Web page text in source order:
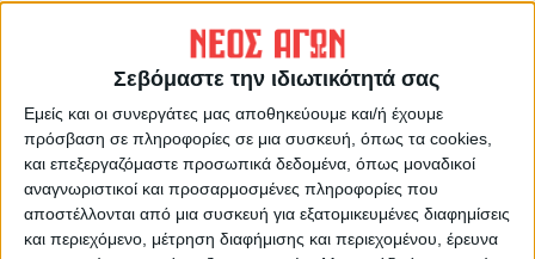
Σεβόμαστε την ιδιωτικότητά σας
Εμείς και οι συνεργάτες μας αποθηκεύουμε και/ή έχουμε
πρόσβαση σε πληροφορίες σε μια συσκευή, όπως τα cookies,
και επεξεργαζόμαστε προσωπικά δεδομένα, όπως μοναδικοί
αναγνωριστικοί και προσαρμοσμένες πληροφορίες που
αποστέλλονται από μια συσκευή για εξατομικευμένες διαφημίσεις
και περιεχόμενο, μέτρηση διαφήμισης και περιεχομένου, έρευνα
Ακολούθησε την εφημερίδα ΝΕΟΣ
ΑΓΩΝ στο Google News!
Όλες οι εξελίξεις στην περιοχή της
Καρδίτσας και ευρύτερα της Θεσσαλίας
ΠΡΟΗΓΟΥΜΕΝΟ ΑΡΘΡΟ
Mέρα με τη μέρα
ΕΠΟΜΕΝΟ ΑΡΘΡΟ
Ιανός: Έξι νέες αποφάσεις για